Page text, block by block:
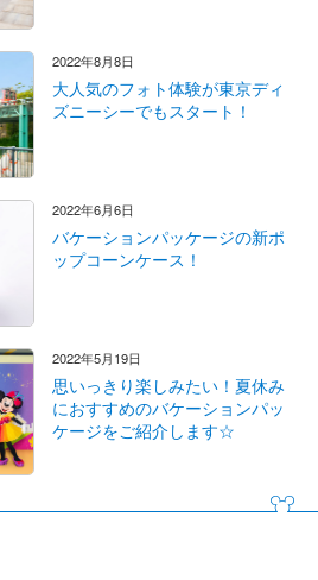
2022年8月8日
大人気のフォト体験が東京ディ
ズニーシーでもスタート！
2022年6月6日
バケーションパッケージの新ポ
ップコーンケース！
2022年5月19日
思いっきり楽しみたい！夏休み
におすすめのバケーションパッ
ケージをご紹介します☆